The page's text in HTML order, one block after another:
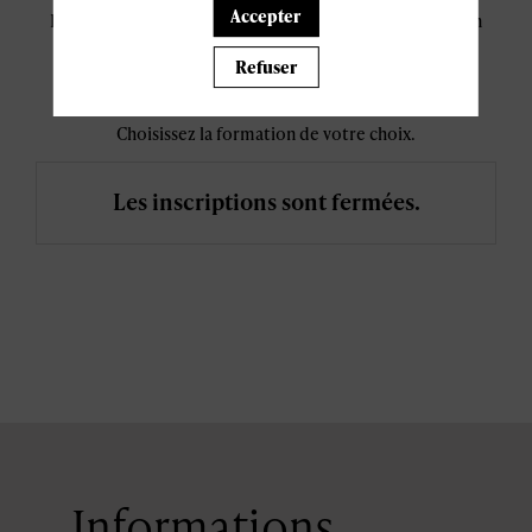
Resources", "Legal", "Strategy & Operations"; ainsi qu'en
Soft Skills: "Management & Leadership" et "Personal
Development".
Choisissez la formation de votre choix.
Les inscriptions sont fermées.
Accepter
Refuser